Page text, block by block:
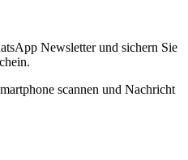
Newsletter und sichern Sie
scannen und Nachricht